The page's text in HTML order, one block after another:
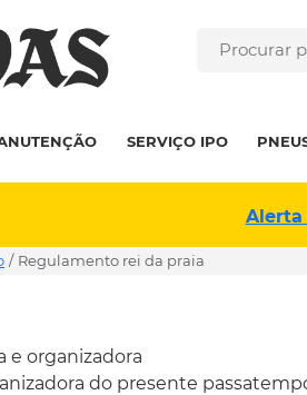
SERVIÇO IPO
Alerta
/ regulamento rei da praia
e organizadora
do presente